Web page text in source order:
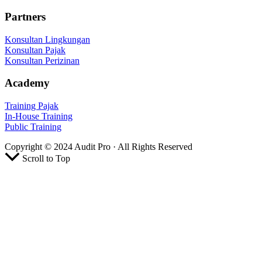
Partners
Konsultan Lingkungan
Konsultan Pajak
Konsultan Perizinan
Academy
Training Pajak
In-House Training
Public Training
Copyright © 2024 Audit Pro · All Rights Reserved
Scroll to Top